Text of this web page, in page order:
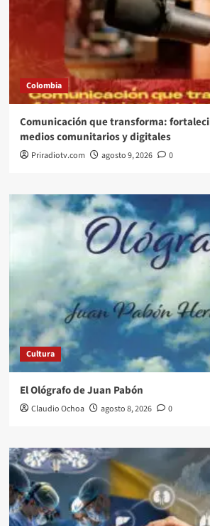
Colombia
Comunicación que transforma:
medios comunitarios y digitales
Priradiotv.com agosto 9, 2026 0
Cultura
El Ológrafo de Juan Pabón
Claudio Ochoa agosto 8, 2026 0